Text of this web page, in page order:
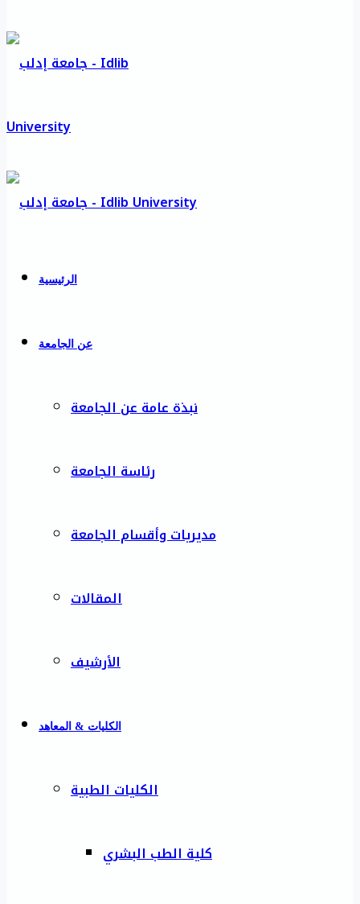
الرئيسية
عن الجامعة
نبذة عامة عن الجامعة
رئاسة الجامعة
مديريات وأقسام الجامعة
المقالات
الأرشيف
الكليات & المعاهد
الكليات الطبية
كلية الطب البشري